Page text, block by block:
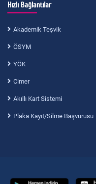
Hızlı Bağlantılar
Akademik Teşvik
ÖSYM
YÖK
Cimer
Akıllı Kart Sistemi
Plaka Kayıt/Silme Başvurusu